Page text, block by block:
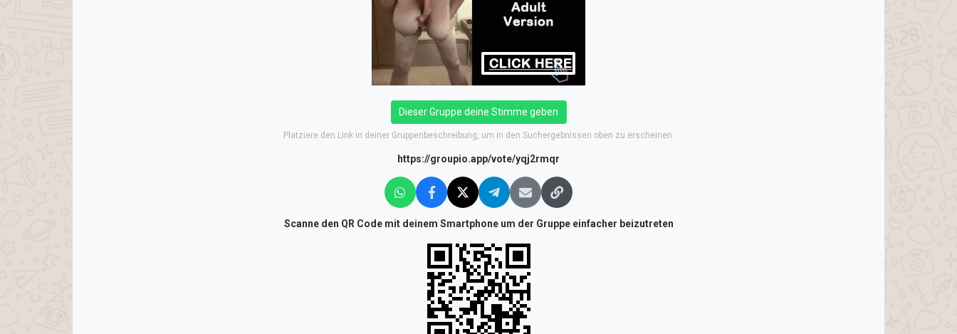
Dieser Gruppe deine Stimme geben
Platziere den Link in deiner Gruppenbeschreibung, um in den Suchergebnissen oben zu erscheinen.
https://groupio.app/vote/yqj2rmqr
Scanne den QR Code mit deinem Smartphone um der Gruppe einfacher beizutreten